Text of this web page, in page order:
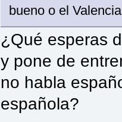
bueno o el
¿Qué esperas
y pone de
no habla
española?